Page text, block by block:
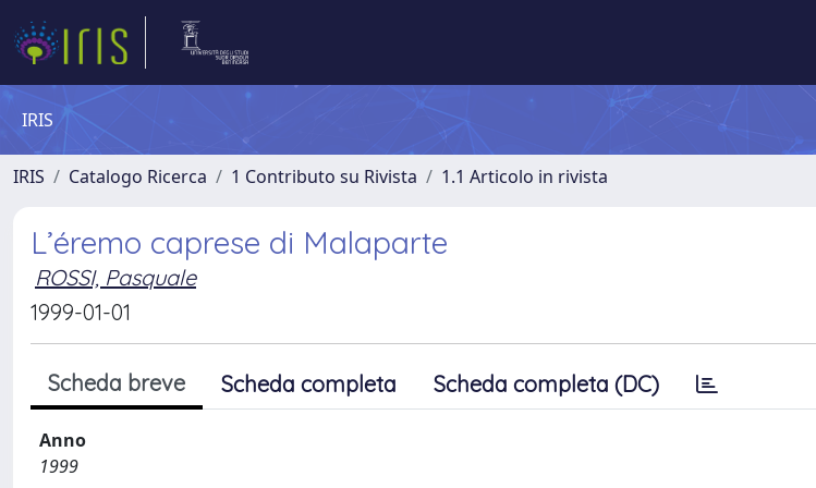
IRIS
IRIS Catalogo Ricerca 1 Contributo su Rivista 1.1 Articolo in rivista
L’éremo caprese di Malaparte
ROSSI, Pasquale
1999-01-01
Scheda breve Scheda completa Scheda completa (DC)
Anno
1999